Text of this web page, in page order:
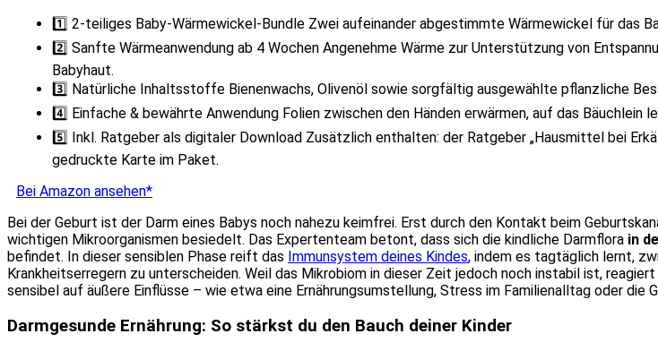
1️⃣ 2-teiliges Baby-Wärmewickel-Bundle Zwei aufeinander abgestimmte Wärmewickel für das
2️⃣ Sanfte Wärmeanwendung ab 4 Wochen Angenehme Wärme zur Unterstützung von
Babyhaut.
3️⃣ Natürliche Inhaltsstoffe Bienenwachs, Olivenöl sowie sorgfältig ausgewählte pflanzliche
4️⃣ Einfache & bewährte Anwendung Folien zwischen den Händen erwärmen, auf das
5️⃣ Inkl. Ratgeber als digitaler Download Zusätzlich enthalten: der Ratgeber „Hausmittel bei
gedruckte Karte im Paket.
Bei Amazon ansehen*
Bei der Geburt ist der Darm eines Babys noch nahezu keimfrei. Erst durch den Kontakt beim
wichtigen Mikroorganismen besiedelt. Das Expertenteam betont, dass sich die kindliche Darmflora in
befindet. In dieser sensiblen Phase reift das Immunsystem deines Kindes, indem es tagtäglich lernt,
Krankheitserregern zu unterscheiden. Weil das Mikrobiom in dieser Zeit jedoch noch instabil ist,
sensibel auf äußere Einflüsse – wie etwa eine Ernährungsumstellung, Stress im Familienalltag oder die
Darmgesunde Ernährung: So stärkst du den Bauch deiner Kinder